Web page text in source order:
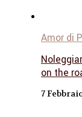
Amor di
on the
7